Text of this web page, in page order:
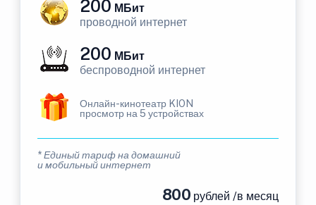
200 МБит
проводной интернет
200 МБит
беспроводной интернет
Онлайн-кинотеатр KION
просмотр на 5 устройствах
* Единый тариф на домашний
и мобильный интернет
800 рублей /в месяц